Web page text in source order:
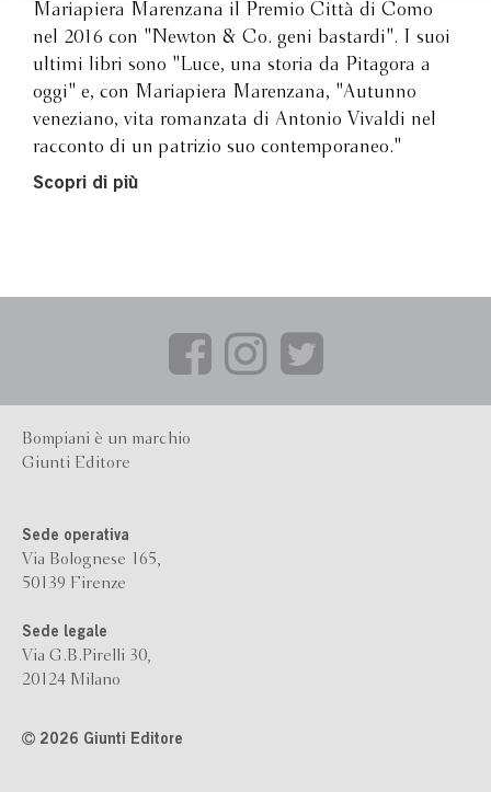
Mariapiera Marenzana il Premio Città di Como
nel 2016 con "Newton & Co. geni bastardi". I suoi
ultimi libri sono "Luce, una storia da Pitagora a
oggi" e, con Mariapiera Marenzana, "Autunno
veneziano, vita romanzata di Antonio Vivaldi nel
racconto di un patrizio suo contemporaneo."
Scopri di più
Bompiani è un marchio
Giunti Editore
Sede operativa
Via Bolognese 165,
50139 Firenze
Sede legale
Via G.B.Pirelli 30,
20124 Milano
2026 Giunti Editore